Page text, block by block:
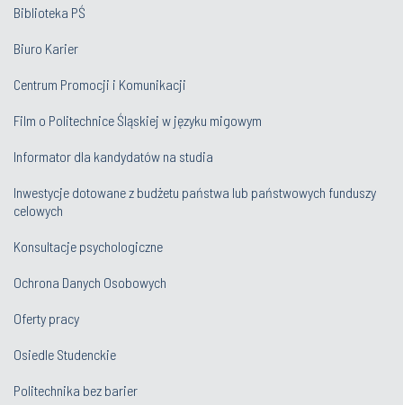
Biblioteka PŚ
Biuro Karier
Centrum Promocji i Komunikacji
Film o Politechnice Śląskiej w języku migowym
Informator dla kandydatów na studia
Inwestycje dotowane z budżetu państwa lub państwowych funduszy
celowych
Konsultacje psychologiczne
Ochrona Danych Osobowych
Oferty pracy
Osiedle Studenckie
Politechnika bez barier